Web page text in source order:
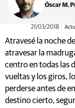
Óscar M.
21/03/2018
Atravesé la noche
atravesar la
centro en todas las
vueltas y los giros,
perderse antes de
destino cierto,